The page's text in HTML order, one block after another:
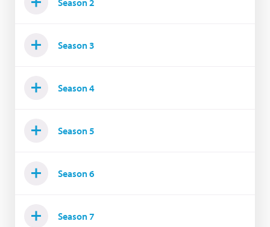
Season 3
Season 4
Season 5
Season 6
Season 7